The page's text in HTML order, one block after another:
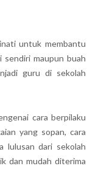
untuk membantu
sendiri maupun buah
guru di sekolah
cara berpilaku
yang sopan, cara
lulusan dari sekolah
dan mudah diterima